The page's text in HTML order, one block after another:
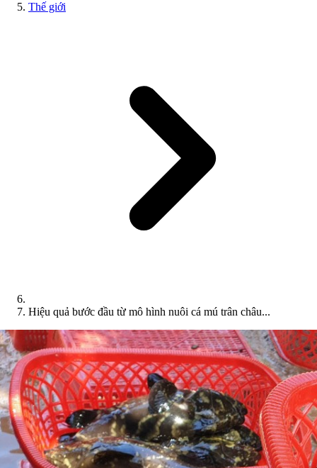
Thế giới
Hiệu quả bước đầu từ mô hình nuôi cá mú trân châu...